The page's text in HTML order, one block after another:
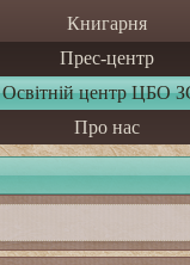
Книгарня
Прес-центр
Освітній центр ЦБО
Про нас